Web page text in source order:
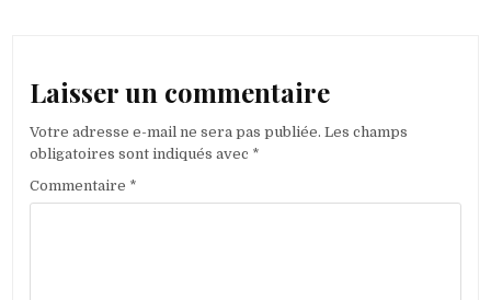
Laisser un commentaire
Votre adresse e-mail ne sera pas publiée. Les champs
obligatoires sont indiqués avec *
Commentaire *